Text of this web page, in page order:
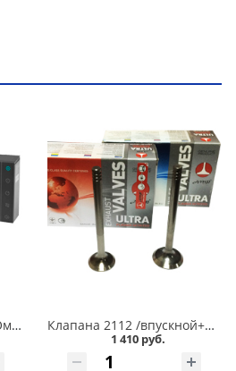
Клапана 21083 Lecar в Омске Клапана 2112 /впускной+выпускной/ 16 кл. ПОЛЬША в Омске
1 410 руб.